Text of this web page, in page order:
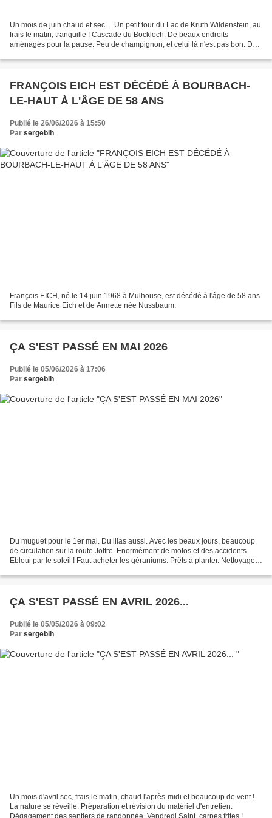
Un mois de juin chaud et sec… Un petit tour du Lac de Kruth Wildenstein, au
frais le matin, tranquille ! Cascade du Bockloch. De beaux endroits
aménagés pour la pause. Peu de champignon, et celui là n'est pas bon. Du
FRANÇOIS EICH EST DÉCÉDÉ À BOURBACH-
LE-HAUT À L'ÂGE DE 58 ANS
Publié le 26/06/2026 à 15:50
Par sergeblh
François EICH, né le 14 juin 1968 à Mulhouse, est décédé à l'âge de 58 ans.
Fils de Maurice Eich et de Annette née Nussbaum.
ÇA S'EST PASSÉ EN MAI 2026
Publié le 05/06/2026 à 17:06
Par sergeblh
Du muguet pour le 1er mai. Du lilas aussi. Avec les beaux jours, beaucoup
de circulation sur la route Joffre. Enormément de motos et des accidents.
Ebloui par le soleil ! Faut acheter les géraniums. Prêts à planter. Nettoyage
ÇA S'EST PASSÉ EN AVRIL 2026...
Publié le 05/05/2026 à 09:02
Par sergeblh
Un mois d'avril sec, frais le matin, chaud l'après-midi et beaucoup de vent !
La nature se réveille. Préparation et révision du matériel d'entretien.
Dégagement des sentiers de randonnée. Vendredi Saint, carpes frites !